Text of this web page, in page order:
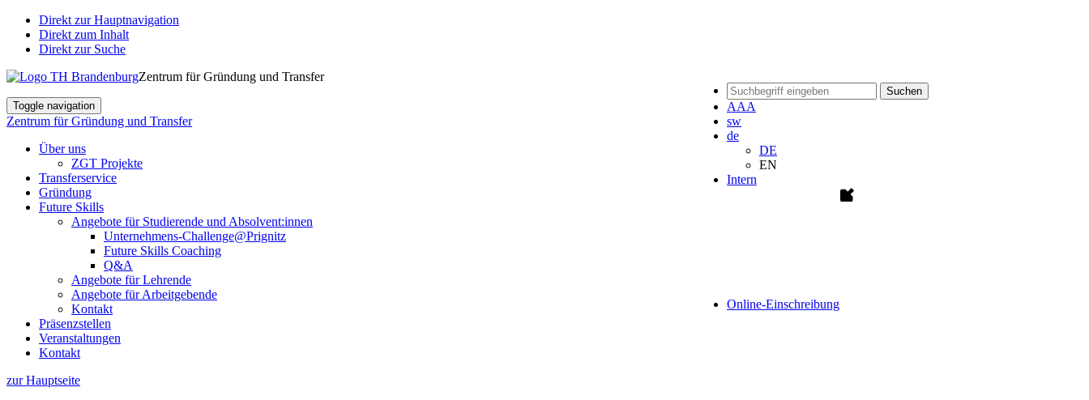
Direkt zur Hauptnavigation
Direkt zum Inhalt
Direkt zur Suche
Suchen
AAA
sw
de
DE
EN
Intern
Online-Einschreibung
Zentrum für Gründung und Transfer
Toggle navigation
Zentrum für Gründung und Transfer
Über uns
ZGT Projekte
Transferservice
Gründung
Future Skills
Angebote für Studierende und Absolvent:innen
Unternehmens-Challenge@Prignitz
Future Skills Coaching
Q&A
Angebote für Lehrende
Angebote für Arbeitgebende
Kontakt
Präsenzstellen
Veranstaltungen
Kontakt
zur Hauptseite